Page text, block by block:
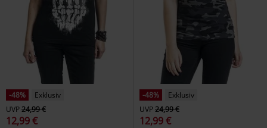
-48%
Exklusiv
UVP24,99 €
12,99 €
-48%
Exklusiv
UVP24,99 €
12,99 €